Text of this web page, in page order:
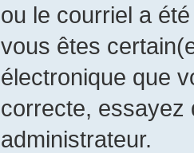
ou le courriel a
vous êtes
électronique que
correcte, essayez
administrateur.